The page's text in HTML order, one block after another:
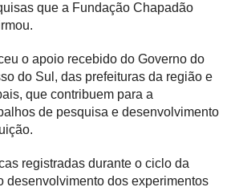
que a Fundação Chapadão
o apoio recebido do Governo do
do Sul, das prefeituras da região e
que contribuem para a
de pesquisa e desenvolvimento
registradas durante o ciclo da
desenvolvimento dos experimentos